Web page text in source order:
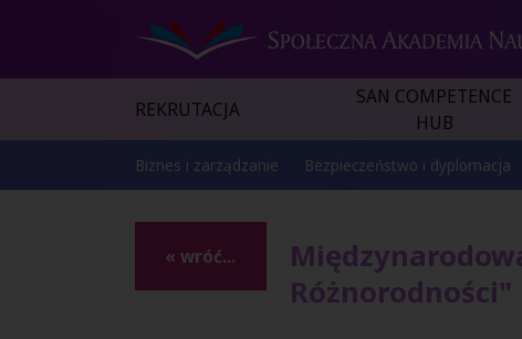
REKRUTACJA
SAN COMPETENCE
HUB
Biznes i zarządzanie Bezpieczeństwo i dyplomacja
« wróć...